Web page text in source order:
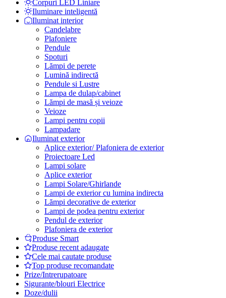
Corpuri LED Liniare
Iluminare inteligentă
Iluminat interior
Candelabre
Plafoniere
Pendule
Spoturi
Lămpi de perete
Lumină indirectă
Pendule si Lustre
Lampa de dulap/cabinet
Lămpi de masă și veioze
Veioze
Lampi pentru copii
Lampadare
Iluminat exterior
Aplice exterior/ Plafoniera de exterior
Proiectoare Led
Lampi solare
Aplice exterior
Lampi Solare/Ghirlande
Lampi de exterior cu lumina indirecta
Lămpi decorative de exterior
Lampi de podea pentru exterior
Pendul de exterior
Plafoniera de exterior
Produse Smart
Produse recent adaugate
Cele mai cautate produse
Top produse recomandate
Prize/Intrerupatoare
Sigurante/blouri Electrice
Doze/dulii